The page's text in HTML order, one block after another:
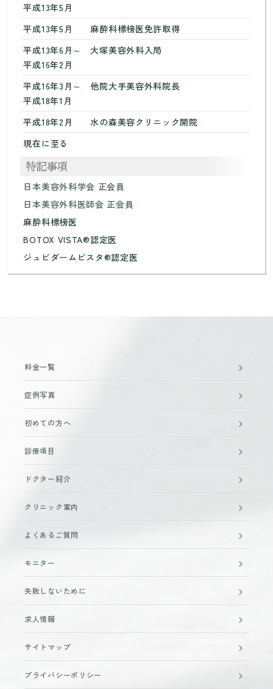
平成13年5月
平成13年5月
麻酔科標榜医免許取得
平成13年6月～
平成16年2月
大塚美容外科入局
平成16年3月～
平成18年1月
他院大手美容外科院長
平成18年2月
水の森美容クリニック開院
現在に至る
日本美容外科学会 正会員
日本美容外科医師会 正会員
麻酔科標榜医
BOTOX VISTA®認定医
ジュビダームビスタ®認定医
料金一覧
症例写真
初めての方へ
診療項目
ドクター紹介
クリニック案内
よくあるご質問
モニター
失敗しないために
求人情報
サイトマップ
プライバシーポリシー